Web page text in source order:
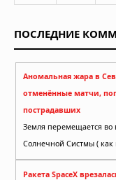
ПОСЛЕДНИЕ
Аномальная жара в
отменённые матчи,
пострадавших
Земля перемещается во
Солнечной Систмы ( как
Ракета SpaceX